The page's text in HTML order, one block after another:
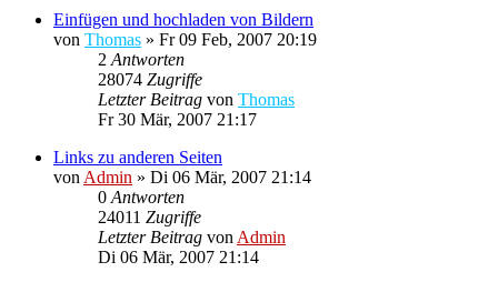
Einfügen und hochladen von Bildern
von Thomas » Fr 09 Feb, 2007 20:19
2 Antworten
28074 Zugriffe
Letzter Beitrag von Thomas
Fr 30 Mär, 2007 21:17
Links zu anderen Seiten
von Admin » Di 06 Mär, 2007 21:14
0 Antworten
24011 Zugriffe
Letzter Beitrag von Admin
Di 06 Mär, 2007 21:14